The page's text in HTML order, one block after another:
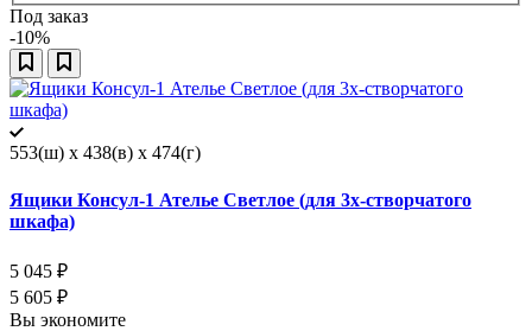
Под заказ
-10%
553(ш) x 438(в) x 474(г)
Ящики Консул-1 Ателье Светлое (для 3х-створчатого
шкафа)
5 045 ₽
5 605 ₽
Вы экономите